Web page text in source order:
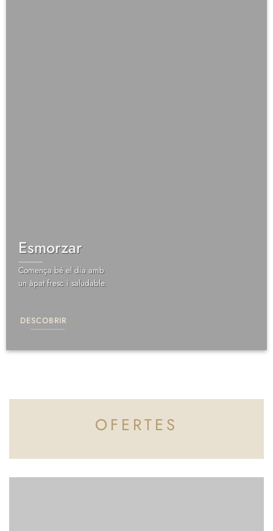
Esmorzar
Comença bé el dia amb
un àpat fresc i saludable.
DESCOBRIR
OFERTES